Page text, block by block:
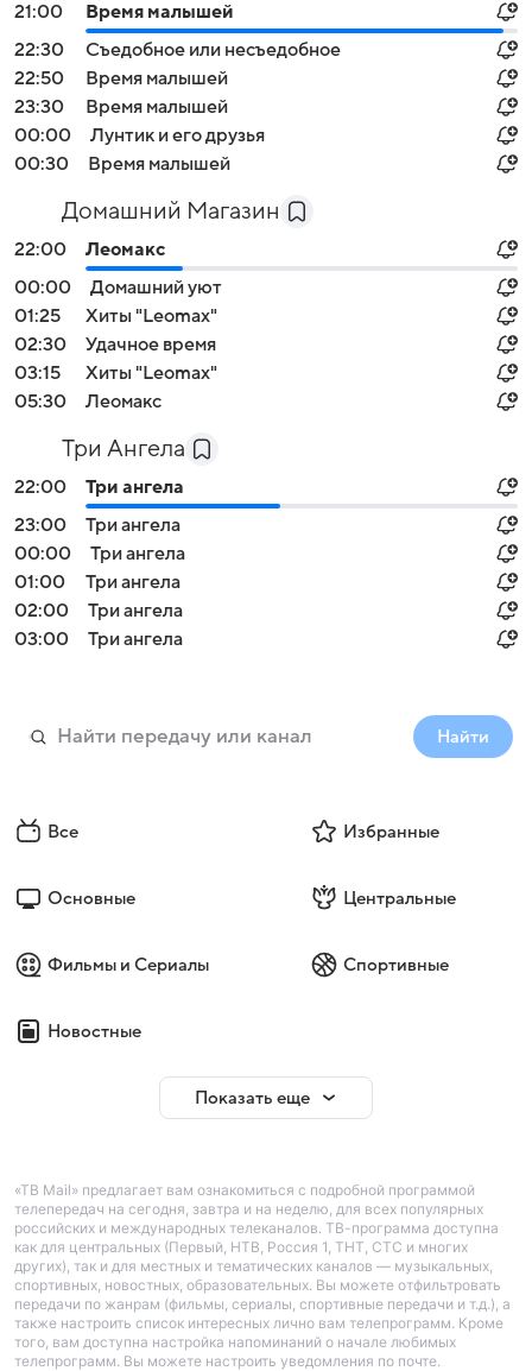
21:00
Время малышей
22:30
Съедобное или несъедобное
22:50
Время малышей
23:30
Время малышей
00:00
Лунтик и его друзья
00:30
Время малышей
Домашний Магазин
22:00
Леомакс
00:00
Домашний уют
01:25
Хиты "Leomax"
02:30
Удачное время
03:15
Хиты "Leomax"
05:30
Леомакс
Три Ангела
22:00
Три ангела
23:00
Три ангела
00:00
Три ангела
01:00
Три ангела
02:00
Три ангела
03:00
Три ангела
Найти
Все Избранные
Основные Центральные
Фильмы и Сериалы Спортивные
Новостные
Показать еще
«ТВ Mail» предлагает вам ознакомиться с подробной программой
телепередач на сегодня, завтра и на неделю, для всех популярных
российских и международных телеканалов. ТВ-программа доступна
как для центральных (Первый, НТВ, Россия 1, ТНТ, СТС и многих
других), так и для местных и тематических каналов — музыкальных,
спортивных, новостных, образовательных. Вы можете отфильтровать
передачи по жанрам (фильмы, сериалы, спортивные передачи и т.д.), а
также настроить список интересных лично вам телепрограмм. Кроме
того, вам доступна настройка напоминаний о начале любимых
телепрограмм. Вы можете настроить уведомления по почте.